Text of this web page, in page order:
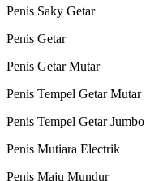
Penis Saky Getar
Penis Getar
Penis Getar Mutar
Penis Tempel Getar Mutar
Penis Tempel Getar Jumbo
Penis Mutiara Electrik
Penis Maju Mundur